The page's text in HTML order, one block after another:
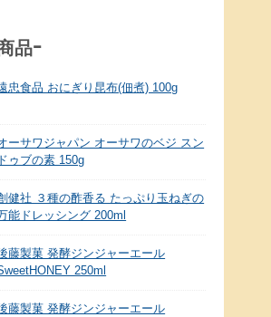
品-
忠食品 おにぎり昆布(佃煮) 100g
ーサワジャパン オーサワのベジ スン
ドゥブの素 150g
健社 ３種の酢香る たっぷり玉ねぎの
能ドレッシング 200ml
藤製菓 発酵ジンジャーエール
250ml
藤製菓 発酵ジンジャーエール